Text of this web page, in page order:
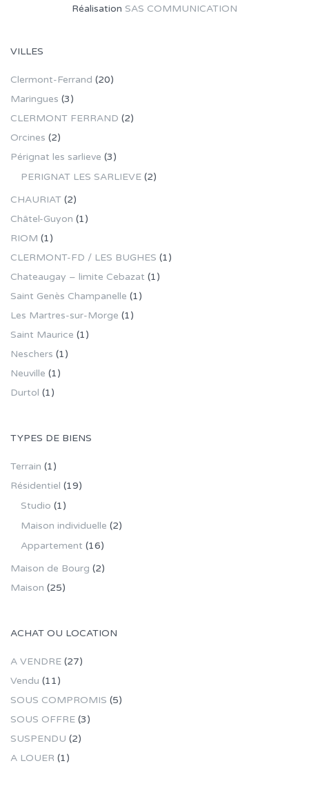
Réalisation SAS COMMUNICATION
VILLES
Clermont-Ferrand (20)
Maringues (3)
CLERMONT FERRAND (2)
Orcines (2)
Pérignat les sarlieve (3)
PERIGNAT LES SARLIEVE (2)
CHAURIAT (2)
Châtel-Guyon (1)
RIOM (1)
CLERMONT-FD / LES BUGHES (1)
Chateaugay – limite Cebazat (1)
Saint Genès Champanelle (1)
Les Martres-sur-Morge (1)
Saint Maurice (1)
Neschers (1)
Neuville (1)
Durtol (1)
TYPES DE BIENS
Terrain (1)
Résidentiel (19)
Studio (1)
Maison individuelle (2)
Appartement (16)
Maison de Bourg (2)
Maison (25)
ACHAT OU LOCATION
A VENDRE (27)
Vendu (11)
SOUS COMPROMIS (5)
SOUS OFFRE (3)
SUSPENDU (2)
A LOUER (1)